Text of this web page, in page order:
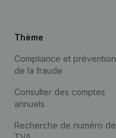
Thème
Compliance et prévention
de la fraude
Consulter des comptes
annuels
Recherche de numéro de